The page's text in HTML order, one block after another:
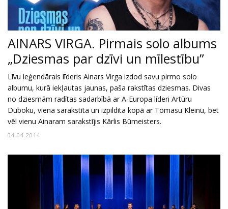
AINARS VIRGA. Pirmais solo albums
„Dziesmas par dzīvi un mīlestību”
Līvu leģendārais līderis Ainars Virga izdod savu pirmo solo
albumu, kurā iekļautas jaunas, paša rakstītas dziesmas. Divas
no dziesmām radītas sadarbībā ar A-Europa līderi Artūru
Duboku, viena sarakstīta un izpildīta kopā ar Tomasu Kleinu, bet
vēl vienu Ainaram sarakstījis Kārlis Būmeisters.
04.04.2014